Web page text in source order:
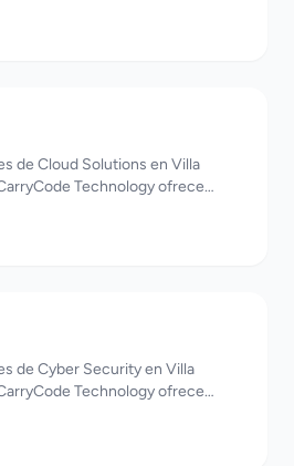
de Cloud Solutions en Villa
Technology ofrece
de Cyber Security en Villa
Technology ofrece